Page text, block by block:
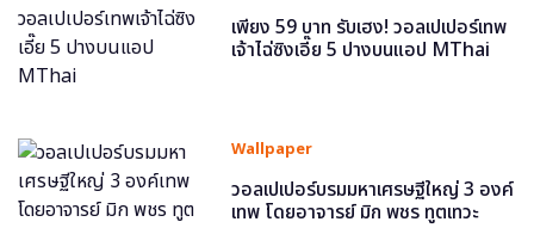
เพียง 59 บาท รับเฮง! วอลเปเปอร์เทพ
เจ้าไฉ่ซิงเอี๊ย 5 ปางบนแอป MThai
Wallpaper
วอลเปเปอร์บรมมหาเศรษฐีใหญ่ 3 องค์
เทพ โดยอาจารย์ มิก พชร ทูตเทวะ